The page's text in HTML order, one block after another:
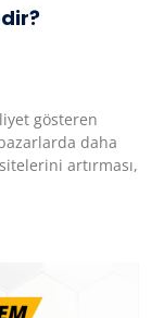
gösteren
daha
artırması,